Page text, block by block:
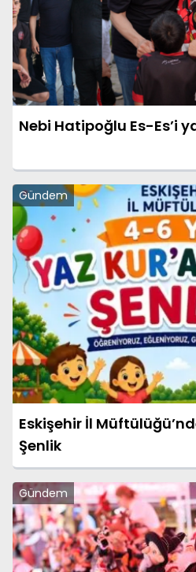
Nebi Hatipoğlu Es-Es’i
Gündem
Eskişehir İl
Şenlik
Gündem